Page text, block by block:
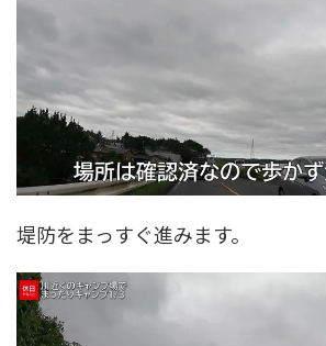
堤防をまっすぐ進みます。